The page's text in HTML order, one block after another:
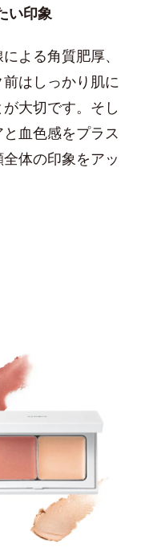
い印象
よる角質肥厚、
はしっかり肌に
大切です。そし
血色感をプラス
体の印象をアッ